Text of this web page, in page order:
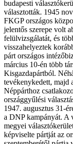
budapesti
választották. 1945
FKGP országos
jelentős szerepe volt
felülvizsgálatát, és
visszahelyeztek
párt országos
március 10-én több
Kisgazdapártból.
tevékenykedett, majd
Néppárthoz
országgyűlési
1947. augusztus 31-
a DNP kampányát. A
megyei
képviselte pártját az